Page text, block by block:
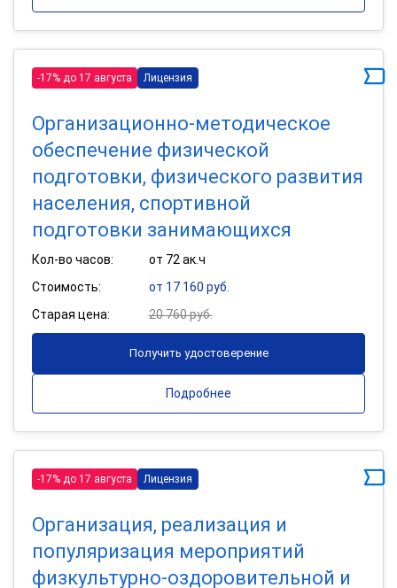
-17% до 17 августа Лицензия
Организационно-методическое
обеспечение физической
подготовки, физического развития
населения, спортивной
подготовки занимающихся
Кол-во часов:
от 72 ак.ч
Стоимость:
от 17 160 руб.
Старая цена:
20 760 руб.
Получить удостоверение
Подробнее
-17% до 17 августа Лицензия
Организация, реализация и
популяризация мероприятий
физкультурно-оздоровительной и